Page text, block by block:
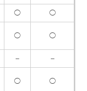
◯ ◯
◯ ◯
– –
◯ ◯